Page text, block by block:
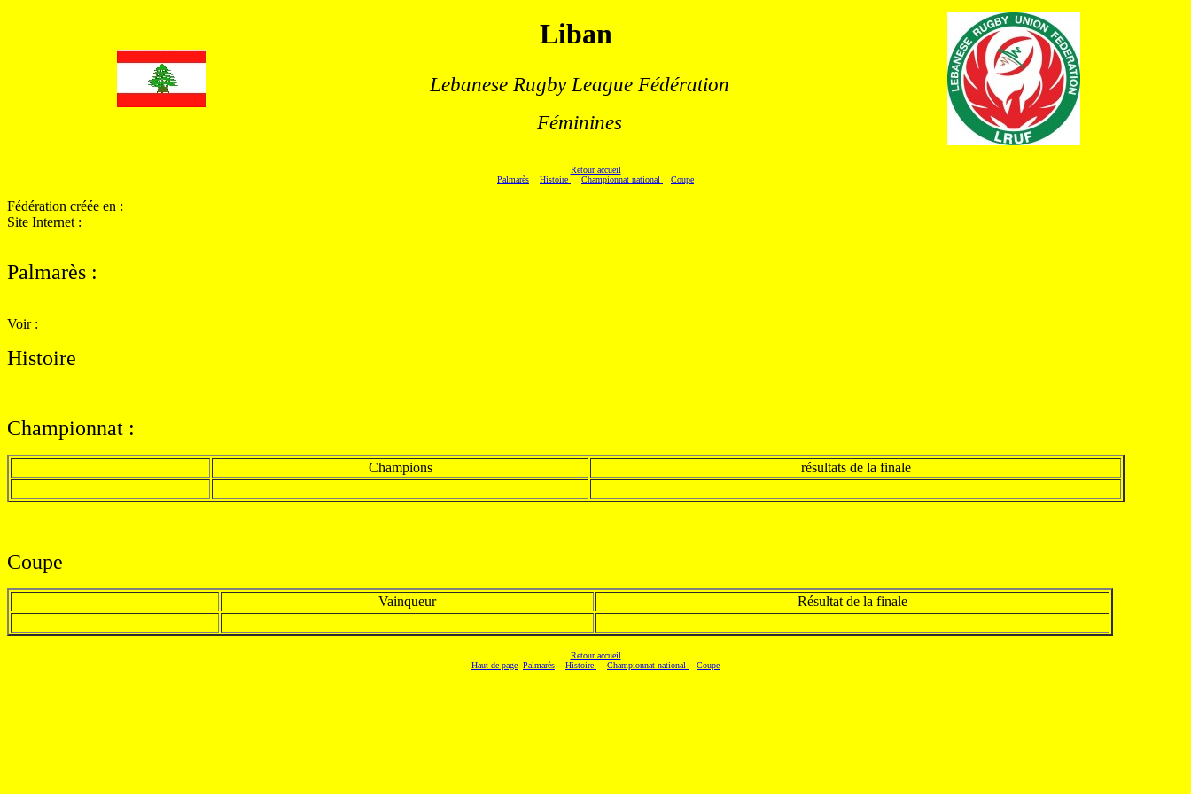
Liban
Lebanese Rugby League Fédération
Féminines
Retour accueil
Palmarès
Histoire Championnat national Coupe
Fédération créée en :
Site Internet :
Palmarès :
Voir :
Histoire
Championnat :
Champions résultats de la finale
Coupe
Vainqueur Résultat de la finale
Retour accueil
Haut de page Palmarès Histoire Championnat national Coupe